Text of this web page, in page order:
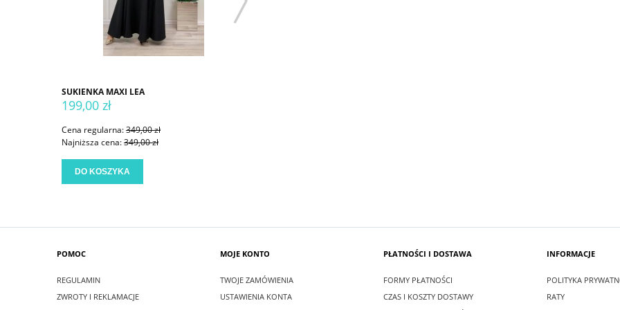
SUKIENKA MAXI LEA
199,00 zł
Cena regularna:349,00 zł
Najniższa cena:349,00 zł
DO KOSZYKA
POMOC
REGULAMIN
ZWROTY I REKLAMACJE
MOJE KONTO
TWOJE ZAMÓWIENIA
USTAWIENIA KONTA
PŁATNOŚCI I DOSTAWA
FORMY PŁATNOŚCI
CZAS I KOSZTY DOSTAWY
INFORMACJE
POLITYKA
RATY